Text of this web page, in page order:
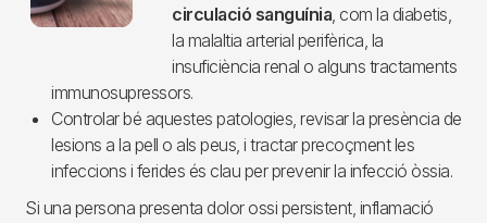
circulació sanguínia , com la diabetis,
la malaltia arterial perifèrica, la
insuficiència renal o alguns tractaments
immunosupressors.
Controlar bé aquestes patologies, revisar la presència de
lesions a la pell o als peus, i tractar precoçment les
infeccions i ferides és clau per prevenir la infecció òssia.
Si una persona presenta dolor ossi persistent, inflamació